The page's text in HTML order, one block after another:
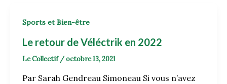
Sports et Bien-être
Le retour de Véléctrik en 2022
Le Collectif /octobre 13, 2021
Par Sarah Gendreau Simoneau Si vous n’avez